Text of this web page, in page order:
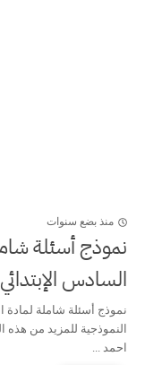
منذ بضع سنوات
نموذج أسئلة
السادس
نموذج أسئلة شاملة لمادة
النموذجية للمزيد من
احمد ...